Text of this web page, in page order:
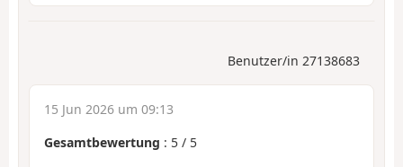
Benutzer/in 27138683
15 Jun 2026 um 09:13
Gesamtbewertung : 5 / 5